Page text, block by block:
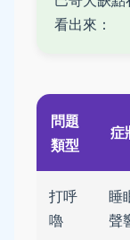
看出來：
問題
類型
症
打呼
嚕
睡
聲